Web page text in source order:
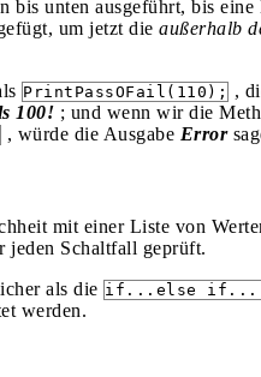
bis unten ausgeführt, bis
um jetzt die außerhalb
PrintPassOFail(110);
,
100! ; und wenn wir die
, würde die Ausgabe Error
mit einer Liste von
jeden Schaltfall geprüft.
als die if...else if...
werden.